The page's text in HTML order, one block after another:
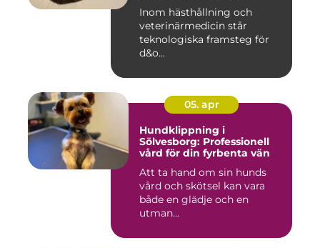
Inom hästhållning och
veterinärmedicin står
teknologiska framsteg för
d&o...
05. apr
Hundklippning i
Sölvesborg: Professionell
vård för din fyrbenta vän
Att ta hand om sin hunds
vård och skötsel kan vara
både en glädje och en
utman...